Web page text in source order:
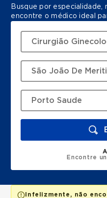
Busque por especialidade,
encontre o médico ideal
Encontre
Infelizmente, não